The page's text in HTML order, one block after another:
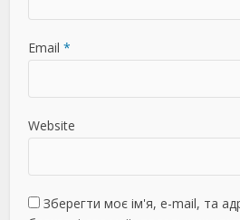
Email *
Website
Зберегти моє ім'я, e-mail, та